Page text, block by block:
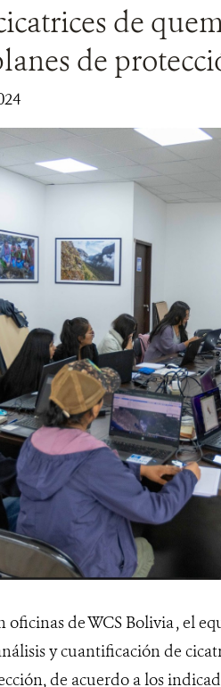
de
de
de WCS Bolivia , el
y cuantificación de
de acuerdo a los